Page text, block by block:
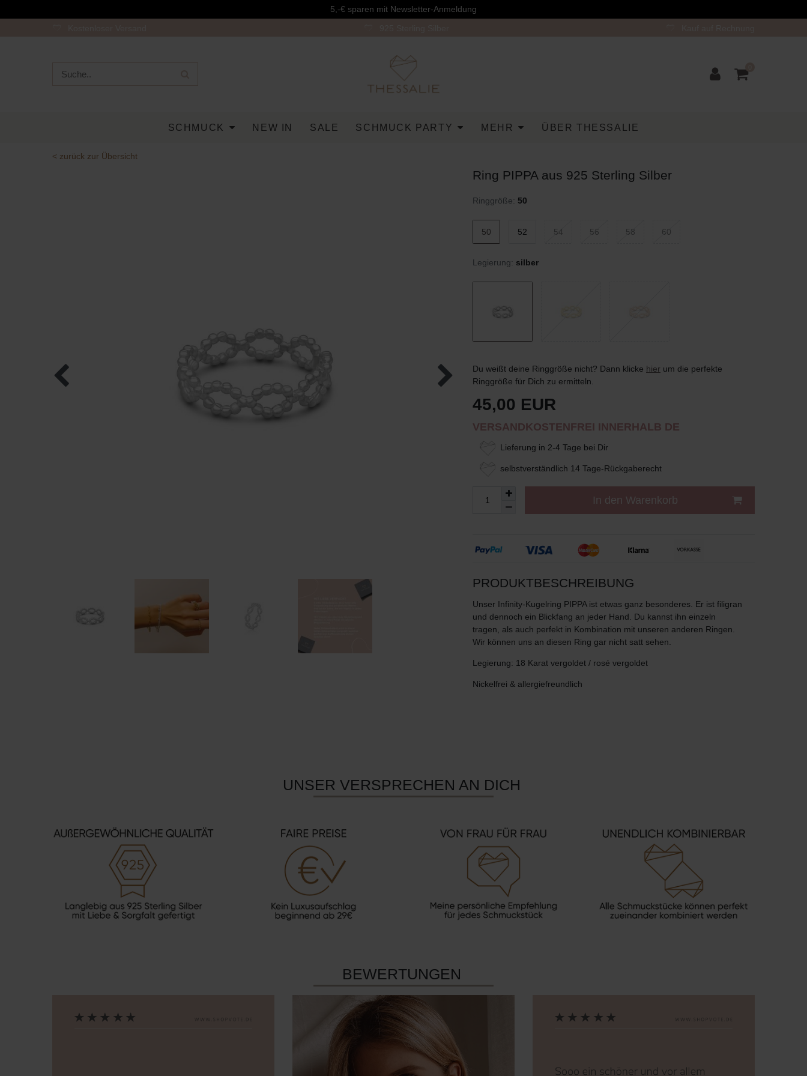
5,-€ sparen mit Newsletter-Anmeldung
SCHMUCK NEW IN SALE SCHMUCK PARTY MEHR ÜBER THESSALIE
< zurück zur Übersicht
Ring PIPPA aus 925 Sterling Silber
Ringgröße: 50
50 52 54 56 58 60
Legierung: silber
Du weißt deine Ringgröße nicht? Dann klicke hier um die perfekte
Ringgröße für Dich zu ermitteln.
45,00 EUR
VERSANDKOSTENFREI INNERHALB DE
Lieferung in 2-4 Tage bei Dir
selbstverständlich 14 Tage-Rückgaberecht
In den Warenkorb
PRODUKTBESCHREIBUNG
Unser Infinity-Kugelring PIPPA ist etwas ganz besonderes. Er ist filigran
und dennoch ein Blickfang an jeder Hand. Du kannst ihn einzeln
tragen, als auch perfekt in Kombination mit unseren anderen Ringen.
Wir können uns an diesen Ring gar nicht satt sehen.
Legierung: 18 Karat vergoldet / rosé vergoldet
Nickelfrei & allergiefreundlich
UNSER VERSPRECHEN AN DICH
BEWERTUNGEN